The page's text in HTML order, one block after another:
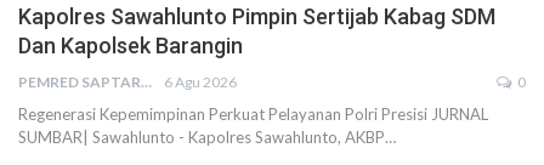
Kapolres Sawahlunto Pimpin Sertijab Kabag SDM
Dan Kapolsek Barangin
PEMRED SAPTARIUS 6 Agu 2026 0
Regenerasi Kepemimpinan Perkuat Pelayanan Polri Presisi JURNAL
SUMBAR| Sawahlunto - Kapolres Sawahlunto, AKBP…